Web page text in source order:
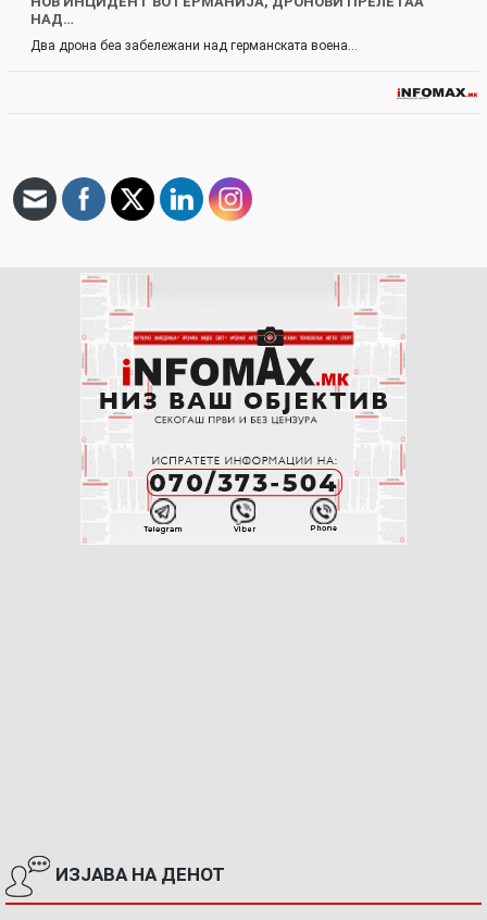
НАД…
Два дрона беа забележани над германската воена…
ИЗЈАВА НА ДЕНОТ